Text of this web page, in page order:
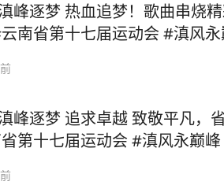
串烧精彩上演 #云南只
十七届运动会 #滇风永巅峰 #湖滨春城
凡，省运火炬点燃春城